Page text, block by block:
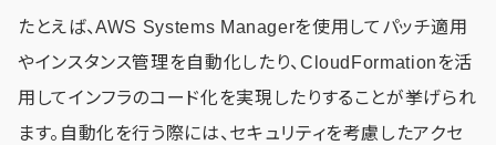
たとえば、AWS Systems Managerを使用してパッチ適用
やインスタンス管理を自動化したり、CloudFormationを活
用してインフラのコード化を実現したりすることが挙げられ
ます。自動化を行う際には、セキュリティを考慮したアクセ